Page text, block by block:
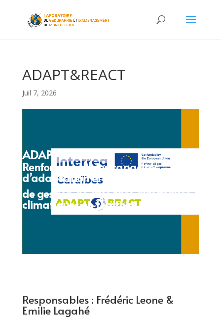
ADAPT&REACT
Juil 7, 2026
ADAPT&REACT
Renforcement des capacités
d’adaptation et
de gestion de crise face aux risques
climatiques en territoire caribéen
Responsables : Frédéric Leone &
Emilie Lagahé